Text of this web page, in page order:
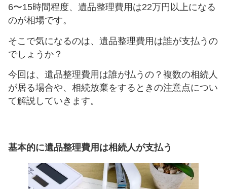
6〜15時間程度、遺品整理費用は22万円以上になる
のが相場です。
そこで気になるのは、遺品整理費用は誰が支払うの
でしょうか？
今回は、遺品整理費用は誰が払うの？複数の相続人
が居る場合や、相続放棄をするときの注意点につい
て解説していきます。
基本的に遺品整理費用は相続人が支払う
リンクハイライト
リンクを強調表示
すべての設定をリセット